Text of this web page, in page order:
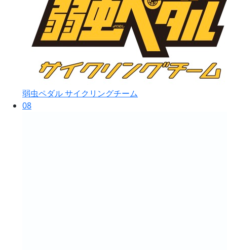
弱虫ペダル サイクリングチーム
08